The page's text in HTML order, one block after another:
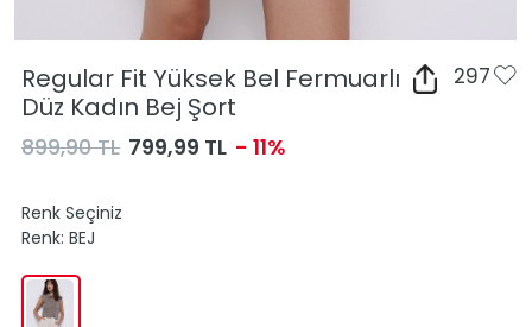
Regular Fit Yüksek Bel Fermuarlı
Düz Kadın Bej Şort
297
899,90 TL 799,99 TL - 11%
Renk Seçiniz
Renk: BEJ